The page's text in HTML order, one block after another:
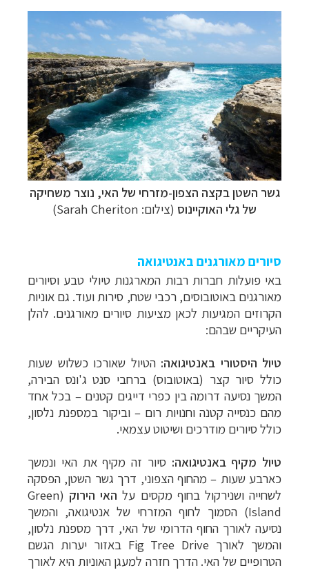
גשר השטןבקצה הצפון-מזרחי של האי, נוצר משחיקה
של גלי האוקיינוס (צילום: Sarah Cheriton)
סיורים מאורגנים באנטיגואה
באי פועלות חברות רבות המארגנות טיולי טבע וסיורים
מאורגנים באוטובוסים, רכבי שטח, סירות ועוד. גם אוניות
הקרוזים המגיעות לכאן מציעות סיורים מאורגנים. להלן
העיקריים שבהם:
טיול היסטורי באנטיגואה: הטיול שאורכו כשלוש שעות
כולל סיור קצר (באוטובוס) ברחבי סנט ג'ונס הבירה,
המשך נסיעה דרומה בין כפרי דייגים קטנים– בכל אחד
מהם כנסייה קטנה וחנויות רום – וביקור במספנת נלסון,
כולל סיורים מודרכים ושיטוט עצמאי.
טיול מקיף באנטיגואה: סיור זה מקיף את האי ונמשך
כארבע שעות – מהחוף הצפוני, דרך גשר השטן, הפסקה
לשחייה ושנירקול בחוף מקסים על האי הירוק (
Green
Island) הסמוך לחוף המזרחי של אנטיגואה, והמשך
נסיעה לאורך החוף הדרומי של האי, דרך מספנת נלסון,
והמשך לאורך Fig Tree Drive באזור יערות הגשם
הטרופיים של האי. הדרך חזרה למעגן האוניות היא לאורך